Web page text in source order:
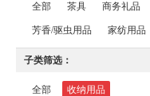
全部 茶具 商务礼品
芳香/驱虫用品 家纺用品
子类筛选：
全部 收纳用品